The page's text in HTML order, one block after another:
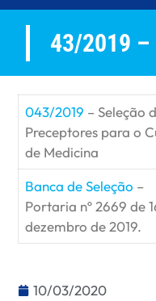
43/2019
043/2019 – Seleção
Preceptores para o
de Medicina
Banca de Seleção –
Portaria nº 2669 de
dezembro de 2019.
10/03/2020